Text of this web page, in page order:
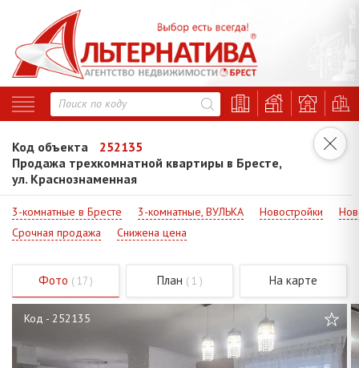
Код объекта
252135
Продажа трехкомнатной квартиры в Бресте,
ул. Краснознаменная
3-комнатные в Бресте 3-комнатные, ВУЛЬКА Новостройки
Срочная продажа
Снижена цена
Фото ( 17 ) План ( 1 ) На карте
Код - 252135